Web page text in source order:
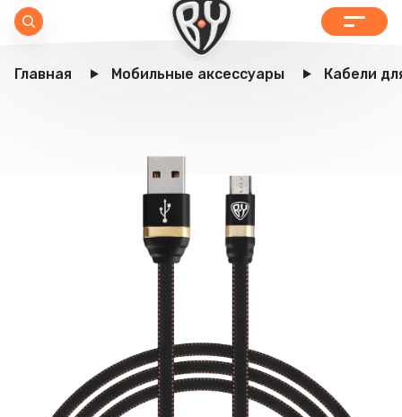
Главная Мобильные аксессуары Кабели